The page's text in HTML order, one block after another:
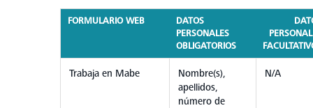
FORMULARIO WEB
DATOS
PERSONALES
OBLIGATORIOS
Trabaja en Mabe
Nombre(s),
apellidos,
número de
N/A